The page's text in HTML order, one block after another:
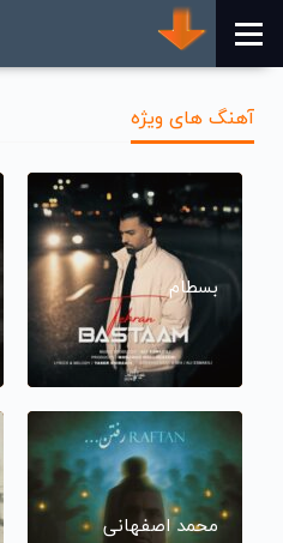
آهنگ های ویژه
بسطام
محمد اصفهانی